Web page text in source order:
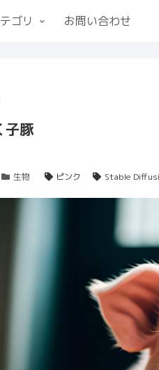
ゴリ お問い合わせ
子豚
生物 ピンク Stable